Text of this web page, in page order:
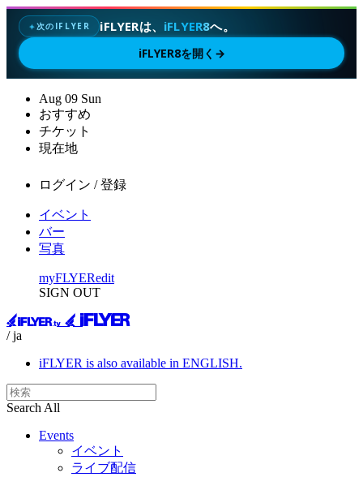
✦次のIFLYER iFLYERは、 iFLYER8へ。
iFLYER8を開く →
Aug 09 Sun
おすすめ
チケット
現在地
ログイン / 登録
イベント
バー
写真
myFLYERedit
SIGN OUT
/ ja
iFLYER is also available in ENGLISH.
Search All
Events
イベント
ライブ配信